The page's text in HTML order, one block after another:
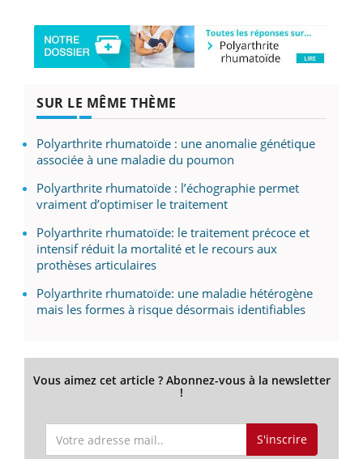
SUR LE MÊME THÈME
Polyarthrite rhumatoïde : une anomalie génétique
associée à une maladie du poumon
Polyarthrite rhumatoïde : l’échographie permet
vraiment d’optimiser le traitement
Polyarthrite rhumatoïde: le traitement précoce et
intensif réduit la mortalité et le recours aux
prothèses articulaires
Polyarthrite rhumatoïde: une maladie hétérogène
mais les formes à risque désormais identifiables
Vous aimez cet article ? Abonnez-vous à la newsletter
!
S'inscrire